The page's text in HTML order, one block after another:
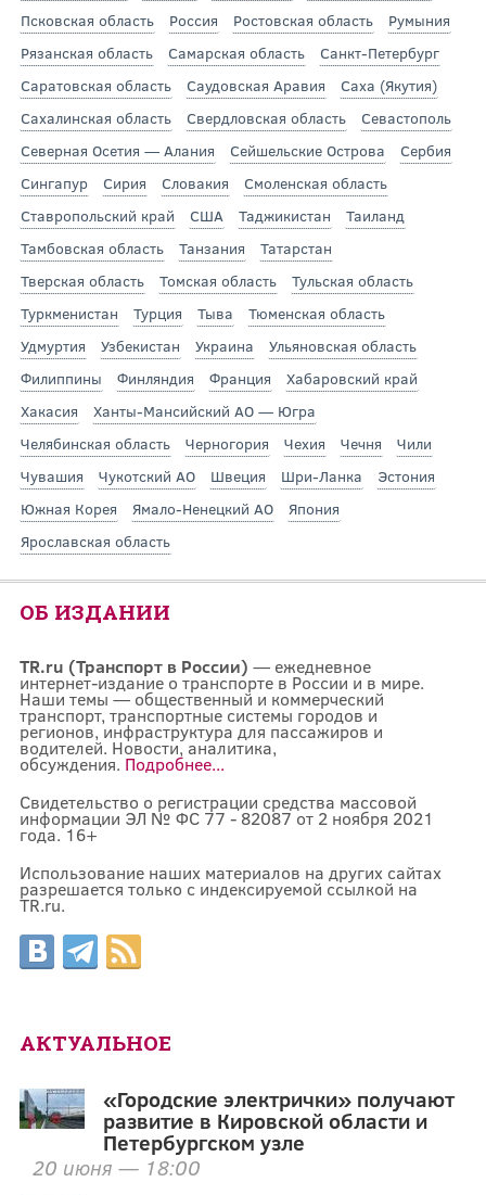
Псковская область
Россия Ростовская область
Румыния
Рязанская область
Самарская область
Санкт-Петербург
Саратовская область
Саудовская Аравия
Саха (Якутия)
Сахалинская область
Свердловская область
Севастополь
Северная Осетия — Алания
Сейшельские Острова
Сербия
Сингапур
Сирия Словакия
Смоленская область
Ставропольский край
США Таджикистан
Таиланд
Тамбовская область
Танзания
Татарстан
Тверская область
Томская область
Тульская область
Туркменистан
Турция Тыва
Тюменская область
Удмуртия
Узбекистан Украина
Ульяновская область
Филиппины
Финляндия Франция
Хабаровский край
Хакасия
Ханты-Мансийский АО — Югра
Челябинская область
Черногория Чехия Чечня
Чили
Чувашия
Чукотский АО Швеция Шри-Ланка
Эстония
Южная Корея
Ямало-Ненецкий АО
Япония
Ярославская область
ОБ ИЗДАНИИ
TR.ru (Транспорт в России) — ежедневное
интернет-издание о транспорте в России и в мире.
Наши темы — общественный и коммерческий
транспорт, транспортные системы городов и
регионов, инфраструктура для пассажиров и
водителей. Новости, аналитика,
обсуждения. Подробнее...
Свидетельство о регистрации средства массовой
информации ЭЛ № ФС 77 - 82087 от 2 ноября 2021
года. 16+
Использование наших материалов на других сайтах
разрешается только с индексируемой ссылкой на
TR.ru.
АКТУАЛЬНОЕ
«Городские электрички» получают
развитие в Кировской области и
Петербургском узле
20 июня — 18:00